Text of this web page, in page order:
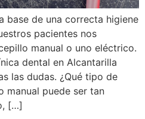
base de una correcta higiene
pacientes nos
manual o uno eléctrico.
dental en Alcantarilla
las dudas. ¿Qué tipo de
manual puede ser tan
[…]